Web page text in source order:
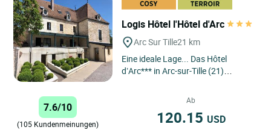
Logis Hôtel l'Hôtel d'Arc
Arc Sur Tille21 km
Eine ideale Lage... Das Hôtel
d’Arc*** in Arc-sur-Tille (21)
in nur wenigen Kilometern...
7.6/10
(105 Kundenmeinungen)
Ab
120.15 USD